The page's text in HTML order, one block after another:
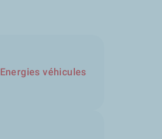
Energies véhicules